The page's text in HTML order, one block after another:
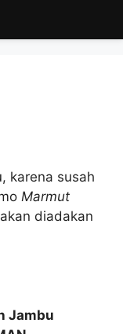
karena susah
Marmut
diadakan
Jambu